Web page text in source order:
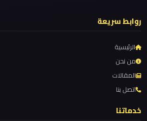
ليموزين مطار شرم الشيخ
ليموزين مطار سفنكس
ليموزين مطار برج العرب والإسكندرية
ليموزين مطار برج العرب الي مرسي مطروح
ليموزين مطار برج العرب الدولي
ليموزين مطار برج العرب الاسكندرية
سانت
كاترين
ليموزين
رجال
الاعمال
روابط سريعة
الرئيسية
من نحن
المقالات
اتصل بنا
خدماتنا